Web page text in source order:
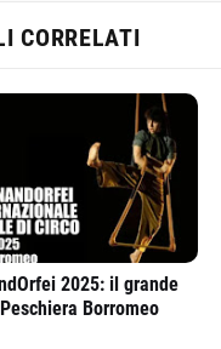
CORRELATI
2025: il grande
Borromeo